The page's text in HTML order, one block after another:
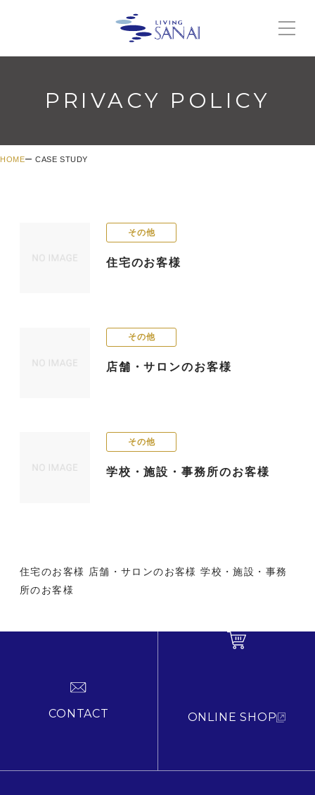
PRIVACY POLICY
HOME CASE STUDY
その他
住宅のお客様
その他
店舗・サロンのお客様
その他
学校・施設・事務所のお客様
住宅のお客様 店舗・サロンのお客様 学校・施設・事務
所のお客様
CONTACT ONLINE SHOP